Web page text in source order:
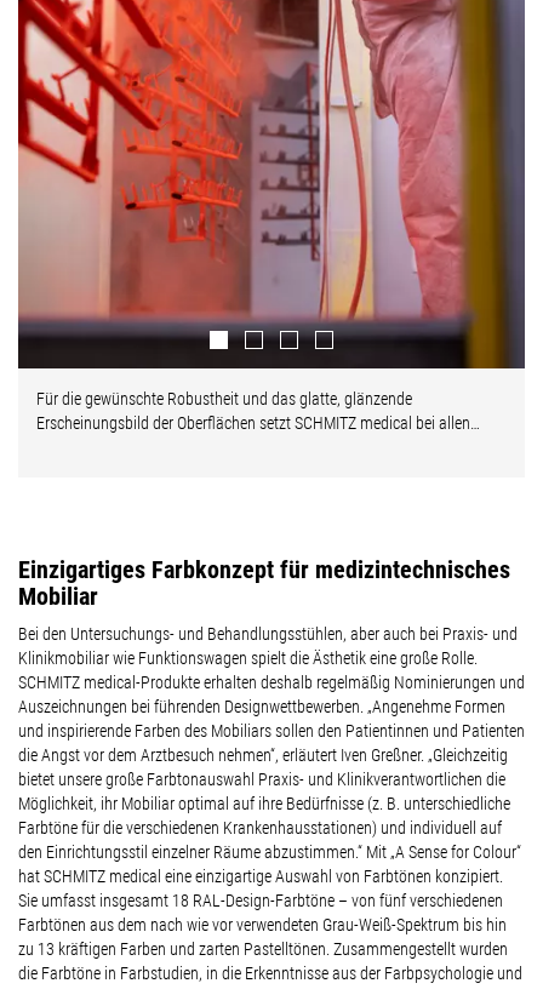
Für die gewünschte Robustheit und das glatte, glänzende
Erscheinungsbild der Oberflächen setzt SCHMITZ medical bei allen…
Einzigartiges Farbkonzept für medizintechnisches
Mobiliar
Bei den Untersuchungs- und Behandlungsstühlen, aber auch bei Praxis- und
Klinikmobiliar wie Funktionswagen spielt die Ästhetik eine große Rolle.
SCHMITZ medical-Produkte erhalten deshalb regelmäßig Nominierungen und
Auszeichnungen bei führenden Designwettbewerben. „Angenehme Formen
und inspirierende Farben des Mobiliars sollen den Patientinnen und Patienten
die Angst vor dem Arztbesuch nehmen“, erläutert Iven Greßner. „Gleichzeitig
bietet unsere große Farbtonauswahl Praxis- und Klinikverantwortlichen die
Möglichkeit, ihr Mobiliar optimal auf ihre Bedürfnisse (z. B. unterschiedliche
Farbtöne für die verschiedenen Krankenhausstationen) und individuell auf
den Einrichtungsstil einzelner Räume abzustimmen.“ Mit „A Sense for Colour“
hat SCHMITZ medical eine einzigartige Auswahl von Farbtönen konzipiert.
Sie umfasst insgesamt 18 RAL-Design-Farbtöne – von fünf verschiedenen
Farbtönen aus dem nach wie vor verwendeten Grau-Weiß-Spektrum bis hin
zu 13 kräftigen Farben und zarten Pastelltönen. Zusammengestellt wurden
die Farbtöne in Farbstudien, in die Erkenntnisse aus der Farbpsychologie und